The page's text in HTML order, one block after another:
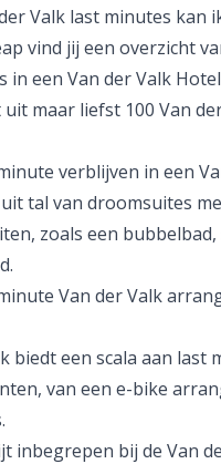
Valk last minutes kan
vind jij een overzicht
in een Van der Valk
maar liefst 100 Van
verblijven in een
tal van droomsuites
zoals een bubbelbad,
Van der Valk
biedt een scala aan last
van een e-bike
inbegrepen bij de Van